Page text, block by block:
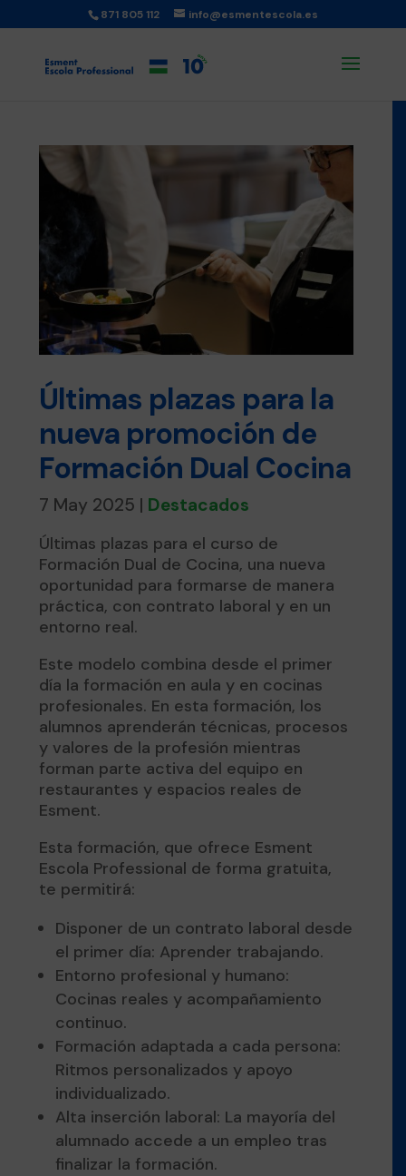
871 805 112 info@esmentescola.es
Últimas plazas para la
nueva promoción de
Formación Dual Cocina
7 May 2025 | Destacados
Últimas plazas para el curso de
Formación Dual de Cocina, una nueva
oportunidad para formarse de manera
práctica, con contrato laboral y en un
entorno real.
Este modelo combina desde el primer
día la formación en aula y en cocinas
profesionales. En esta formación, los
alumnos aprenderán técnicas, procesos
y valores de la profesión mientras
forman parte activa del equipo en
restaurantes y espacios reales de
Esment.
Esta formación, que ofrece Esment
Escola Professional de forma gratuita,
te permitirá:
Disponer de un contrato laboral desde
el primer día: Aprender trabajando.
Entorno profesional y humano:
Cocinas reales y acompañamiento
continuo.
Formación adaptada a cada persona:
Ritmos personalizados y apoyo
individualizado.
Alta inserción laboral: La mayoría del
alumnado accede a un empleo tras
finalizar la formación.